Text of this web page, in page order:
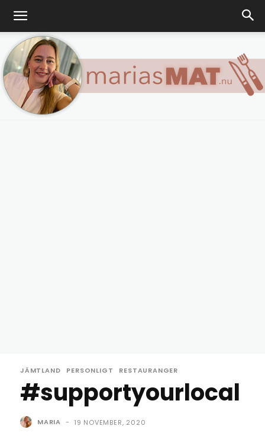
JÄMTLAND PERSONLIGT RESTAURANGER
#supportyourlocal
MARIA - 19 NOVEMBER, 2020